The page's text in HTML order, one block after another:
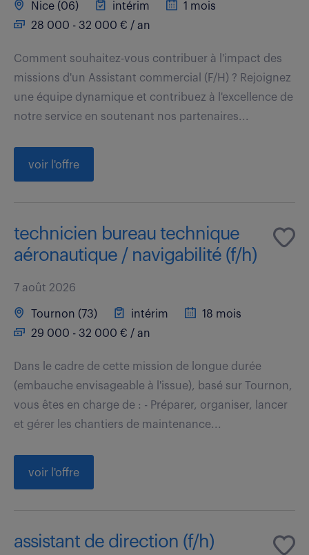
Nice (06) intérim
1 mois
28 000 - 32 000 € / an
Comment souhaitez-vous contribuer à l'impact des
missions d'un Assistant commercial (F/H) ? Rejoignez
une équipe dynamique et contribuez à l'excellence de
notre service en soutenant nos partenaires...
voir l'offre
technicien bureau technique
aéronautique / navigabilité (f/h)
7 août 2026
Tournon (73) intérim
18 mois
29 000 - 32 000 € / an
Dans le cadre de cette mission de longue durée
(embauche envisageable à l'issue), basé sur Tournon,
vous êtes en charge de : - Préparer, organiser, lancer
et gérer les chantiers de maintenance...
voir l'offre
assistant de direction (f/h)